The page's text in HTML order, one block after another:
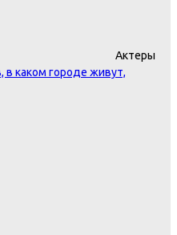
Актеры
в каком городе живут,